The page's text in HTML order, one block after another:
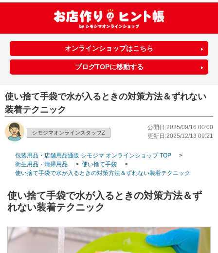
オンラインショップはこちら
ブログTOPに移動する
使い捨て手袋で水が入るときの対策方法＆ずれない
装着テクニック
シモジマオンラインスタッフZ
公開日:2025/09/16 00:00
更新日:2025/12/13 09:21
包装用品・店舗用品通販 シモジマ オンラインショップ TOP
>
衛生用品・清掃用品
> 使い捨て手袋
>
使い捨て手袋で水が入るときの対策方法＆ずれない装着テクニック
使い捨て手袋で水が入るときの対策方法＆ず
れない装着テクニック